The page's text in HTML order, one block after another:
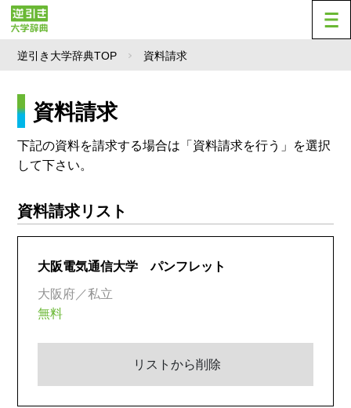
逆引き大学辞典TOP 資料請求
資料請求
下記の資料を請求する場合は「資料請求を行う」を選択
して下さい。
資料請求リスト
大阪電気通信大学 パンフレット
大阪府／私立
無料
リストから削除